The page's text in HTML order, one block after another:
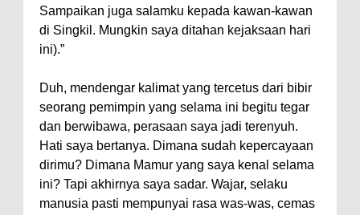
Sampaikan juga salamku kepada kawan-kawan
di Singkil. Mungkin saya ditahan kejaksaan hari
ini).”
Duh, mendengar kalimat yang tercetus dari bibir
seorang pemimpin yang selama ini begitu tegar
dan berwibawa, perasaan saya jadi terenyuh.
Hati saya bertanya. Dimana sudah kepercayaan
dirimu? Dimana Mamur yang saya kenal selama
ini? Tapi akhirnya saya sadar. Wajar, selaku
manusia pasti mempunyai rasa was-was, cemas